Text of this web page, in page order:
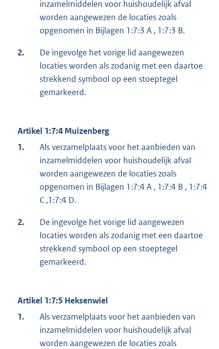
inzamelmiddelen voor huishoudelijk afval
worden aangewezen de locaties zoals
opgenomen in Bijlagen 1:7:3 A , 1:7:3 B.
2.
De ingevolge het vorige lid aangewezen
locaties worden als zodanig met een daartoe
strekkend symbool op een stoeptegel
gemarkeerd.
Artikel 1:7:4 Muizenberg
1.
Als verzamelplaats voor het aanbieden van
inzamelmiddelen voor huishoudelijk afval
worden aangewezen de locaties zoals
opgenomen in Bijlagen 1:7:4 A , 1:7:4 B , 1:7:4
C ,1:7:4 D.
2.
De ingevolge het vorige lid aangewezen
locaties worden als zodanig met een daartoe
strekkend symbool op een stoeptegel
gemarkeerd.
Artikel 1:7:5 Heksenwiel
1.
Als verzamelplaats voor het aanbieden van
inzamelmiddelen voor huishoudelijk afval
worden aangewezen de locaties zoals